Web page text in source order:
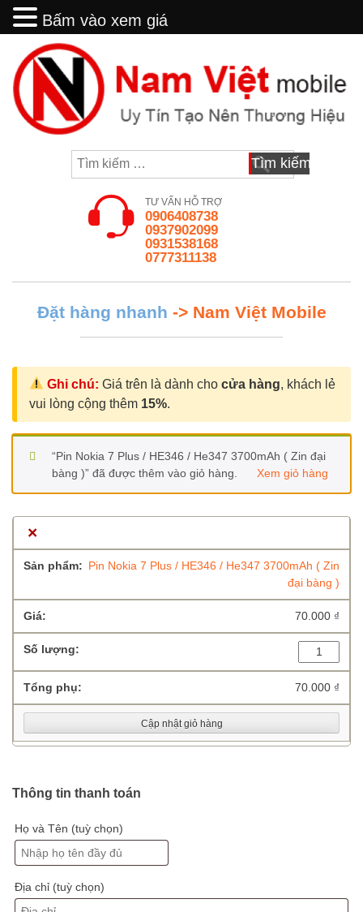
content
TƯ VẤN HỖ TRỢ
0906408738
0937902099
0931538168
0777311138
Đặt hàng nhanh -> Nam Việt Mobile
Ghi chú: Giá trên là dành chocửa hàng, khách lẻ
vui lòng cộng thêm 15%.
“Pin Nokia 7 Plus / HE346 / He347 3700mAh ( Zin đại
bàng )” đã được thêm vào giỏ hàng.
Xem giỏ hàng
×
Pin Nokia 7 Plus / HE346 / He347 3700mAh ( Zin
đại bàng )
70.000 ₫
Nokia
7
/
HE346
/
70.000 ₫
Cập nhật giỏ hàng
Thông tin thanh toán
Họ và Tên (tuỳ chọn)
Địa chỉ (tuỳ chọn)
Bấm vào xem giá
Bấm vào xem giá